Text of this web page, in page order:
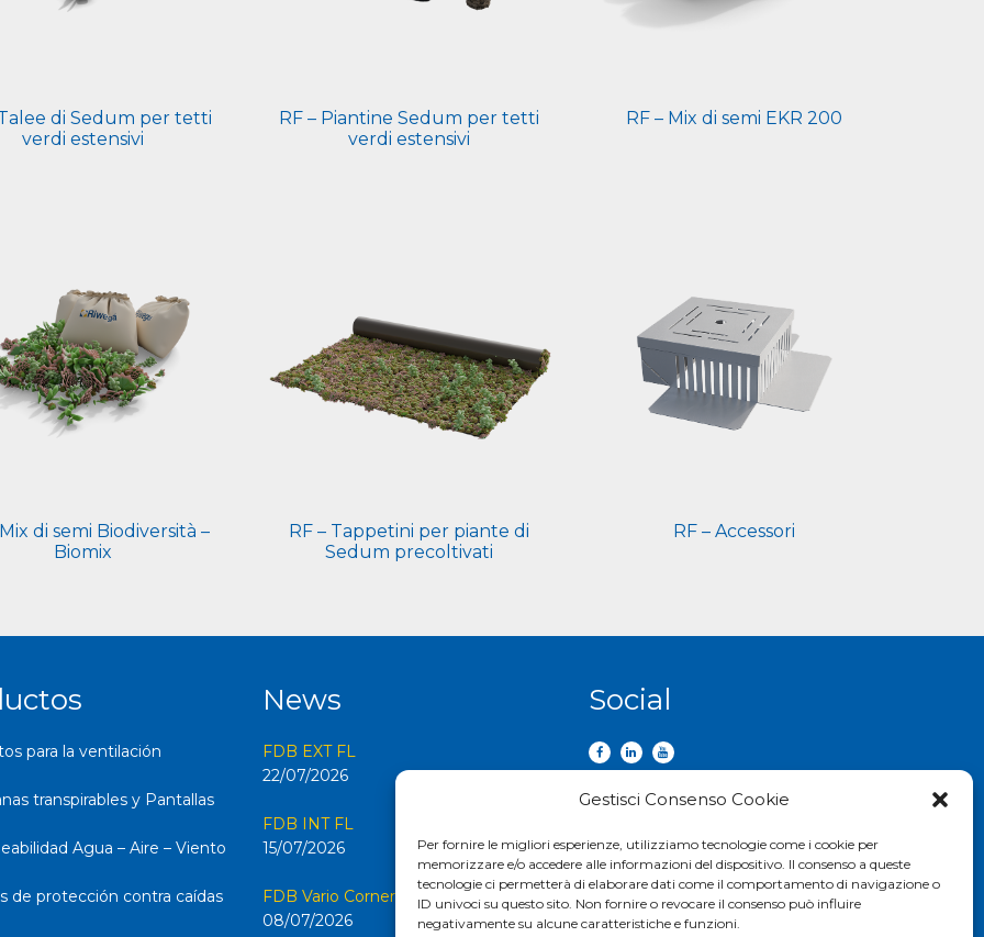
Gestisci Consenso Cookie
Per fornire le migliori esperienze, utilizziamo tecnologie come i cookie per
memorizzare e/o accedere alle informazioni del dispositivo. Il consenso a queste
tecnologie ci permetterà di elaborare dati come il comportamento di navigazione o
ID univoci su questo sito. Non fornire o revocare il consenso può influire
negativamente su alcune caratteristiche e funzioni.
di Sedum per tetti
verdi estensivi
RF – Piantine Sedum per tetti
verdi estensivi
RF – Mix di semi EKR 200
di semi Biodiversità –
Biomix
RF – Tappetini per piante di
Sedum precoltivati
RF – Accessori
para la ventilación
transpirables y Pantallas
Agua – Aire – Viento
de protección contra caídas
News
FDB EXT FL
22/07/2026
FDB INT FL
15/07/2026
FDB Vario Corner FL
08/07/2026
Social